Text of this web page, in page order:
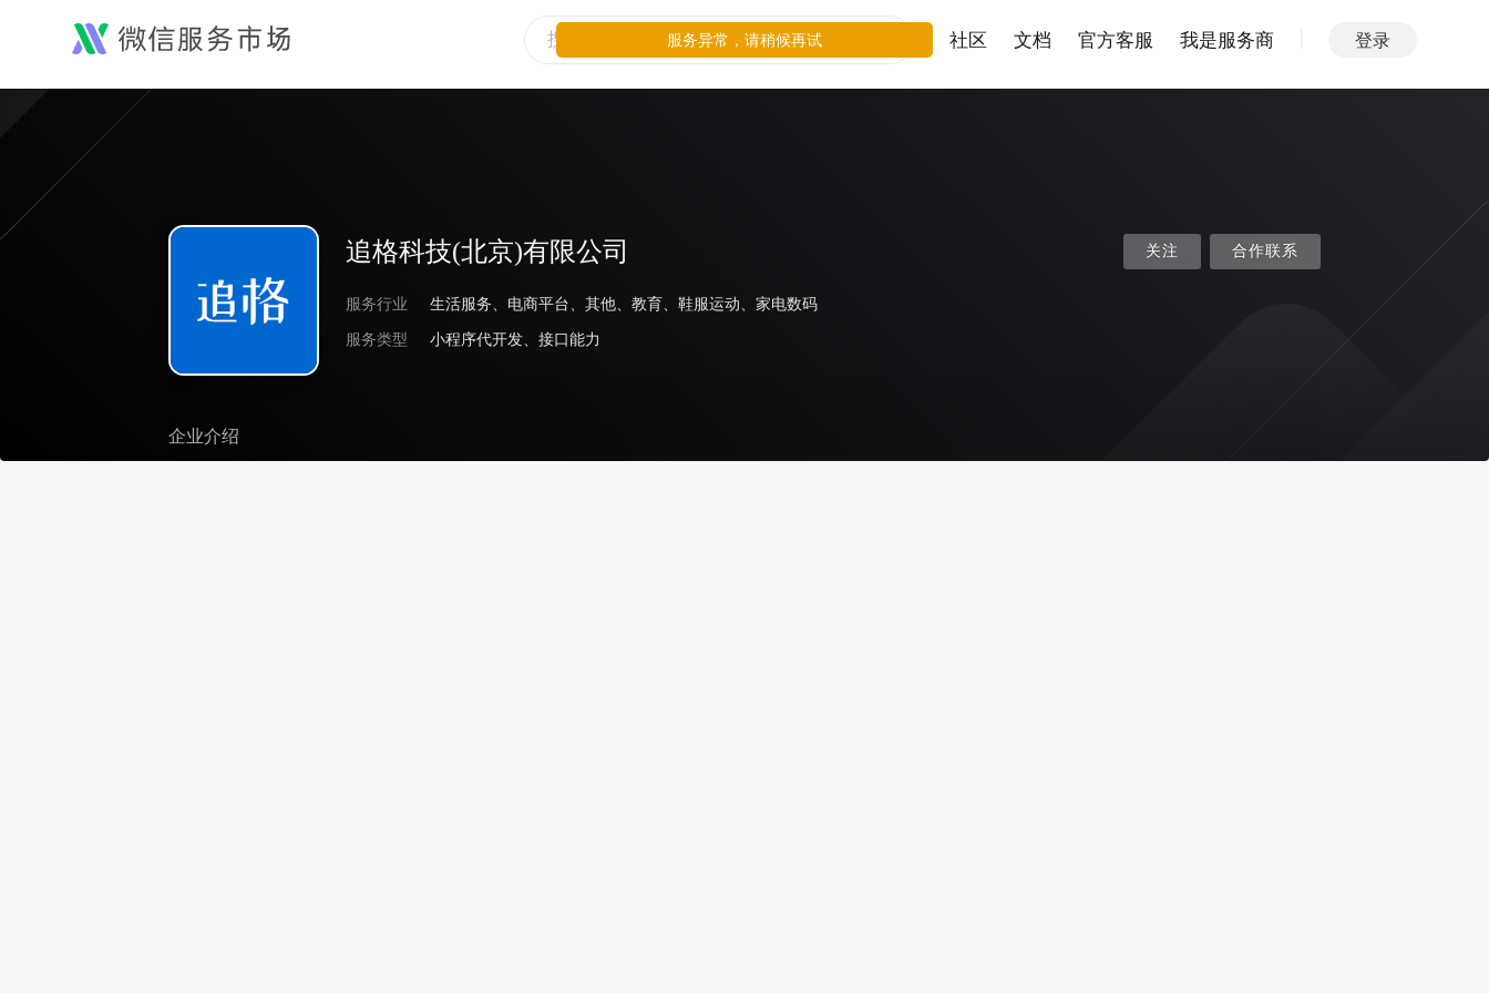
社区 文档 官方客服 我是服务商 登录
追格科技(北京)有限公司
服务行业
生活服务、电商平台、其他、教育、鞋服运动、家电数码
服务类型
小程序代开发、接口能力
关注 合作联系
企业介绍
服务异常，请稍候再试